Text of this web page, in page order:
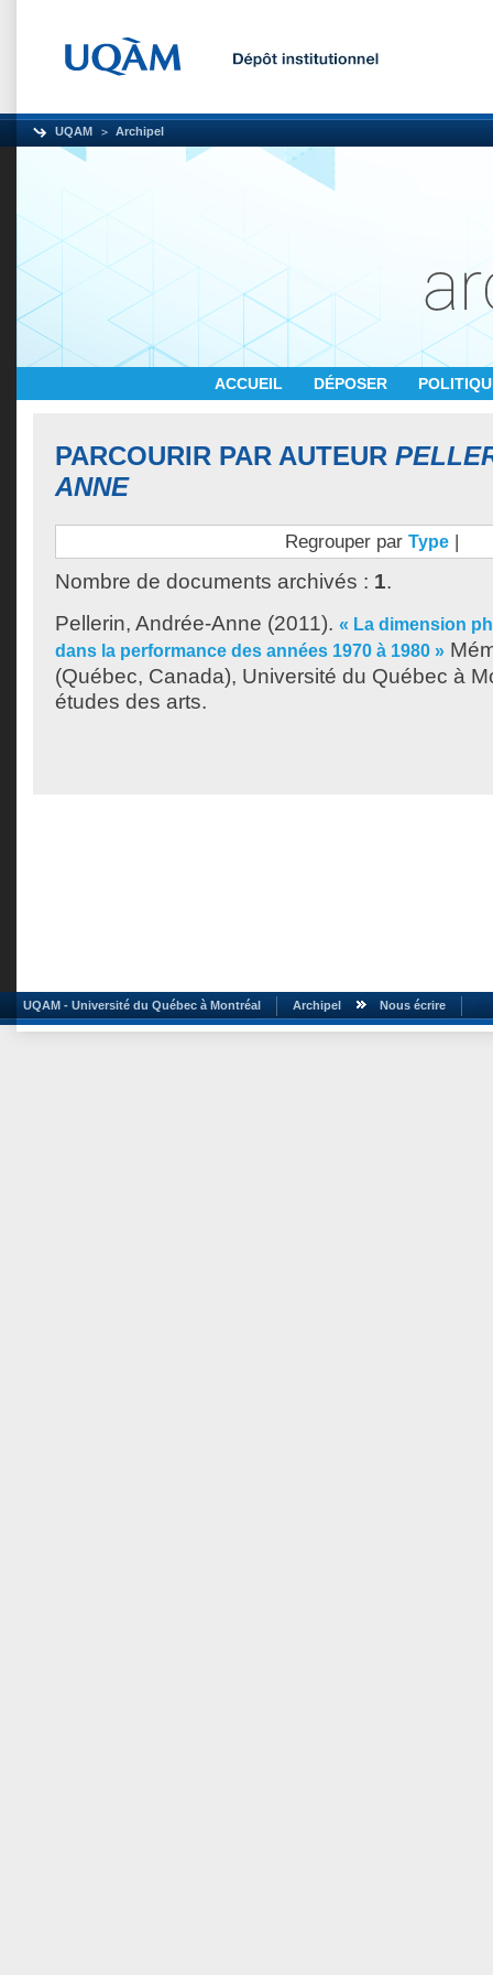
UQAM Archipel
ACCUEIL DÉPOSER
PARCOURIR PAR AUTEUR
ANNE
Regrouper par Type |
Nombre de documents archivés : 1.
Pellerin, Andrée-Anne (2011). « La dimension
dans la performance des années 1970 à 1980 »
(Québec, Canada), Université du Québec à
études des arts.
UQAM - Université du Québec à Montréal Archipel Nous écrire